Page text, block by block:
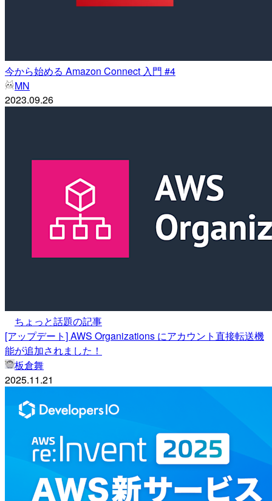
今から始める Amazon Connect 入門 #4
MN
2023.09.26
ちょっと話題の記事
[アップデート] AWS Organizations にアカウント直接転送機
能が追加されました！
板倉舞
2025.11.21